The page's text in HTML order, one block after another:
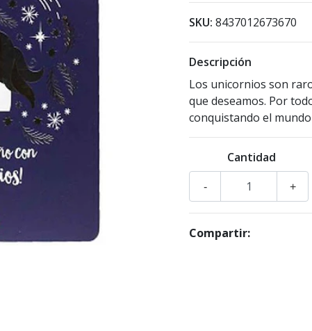
SKU: 8437012673670
Descripción
Los unicornios son
que deseamos. Por
conquistando el
Cantidad
+
-
Compartir: